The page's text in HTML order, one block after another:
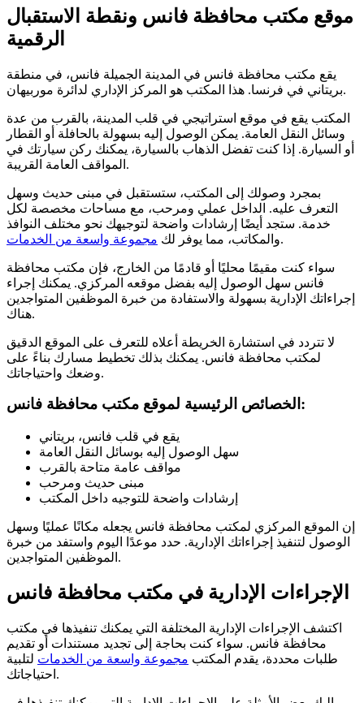
موقع مكتب محافظة فانس ونقطة الاستقبال
الرقمية
يقع مكتب محافظة فانس في المدينة الجميلة فانس، في منطقة
بريتاني في فرنسا. هذا المكتب هو المركز الإداري لدائرة موربيهان.
المكتب يقع في موقع استراتيجي في قلب المدينة، بالقرب من عدة
وسائل النقل العامة. يمكن الوصول إليه بسهولة بالحافلة أو القطار
أو السيارة. إذا كنت تفضل الذهاب بالسيارة، يمكنك ركن سيارتك في
المواقف العامة القريبة.
بمجرد وصولك إلى المكتب، ستستقبل في مبنى حديث وسهل
التعرف عليه. الداخل عملي ومرحب، مع مساحات مخصصة لكل
خدمة. ستجد أيضًا إرشادات واضحة لتوجيهك نحو مختلف النوافذ
والمكاتب، مما يوفر لك مجموعة واسعة من الخدمات .
سواء كنت مقيمًا محليًا أو قادمًا من الخارج، فإن مكتب محافظة
فانس سهل الوصول إليه بفضل موقعه المركزي. يمكنك إجراء
إجراءاتك الإدارية بسهولة والاستفادة من خبرة الموظفين المتواجدين
هناك.
لا تتردد في استشارة الخريطة أعلاه للتعرف على الموقع الدقيق
لمكتب محافظة فانس. يمكنك بذلك تخطيط مسارك بناءً على
وضعك واحتياجاتك.
الخصائص الرئيسية لموقع مكتب محافظة فانس:
يقع في قلب فانس، بريتاني
سهل الوصول إليه بوسائل النقل العامة
مواقف عامة متاحة بالقرب
مبنى حديث ومرحب
إرشادات واضحة للتوجيه داخل المكتب
إن الموقع المركزي لمكتب محافظة فانس يجعله مكانًا عمليًا وسهل
الوصول لتنفيذ إجراءاتك الإدارية. حدد موعدًا اليوم واستفد من خبرة
الموظفين المتواجدين.
الإجراءات الإدارية في مكتب محافظة فانس
اكتشف الإجراءات الإدارية المختلفة التي يمكنك تنفيذها في مكتب
محافظة فانس. سواء كنت بحاجة إلى تجديد مستندات أو تقديم
طلبات محددة، يقدم المكتب مجموعة واسعة من الخدمات لتلبية
احتياجاتك.